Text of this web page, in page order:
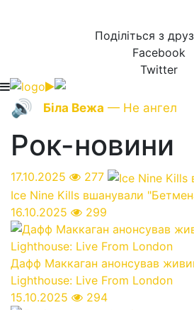
Поділіться з
Facebook
Twitter
🔊 Біла Вежа — Не ангел
Рок-новини
17.10.2025
277
Ice Nine Kills вшанували
16.10.2025
299
Дафф Маккаган анонсував
Lighthouse: Live From London
15.10.2025
294